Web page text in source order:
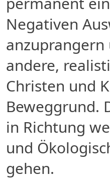
Negativen
andere,
Christen und
Beweggrund.
in Richtung
und
gehen.